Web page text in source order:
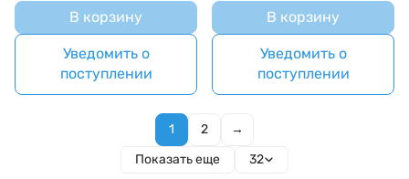
В корзину
Уведомить о
поступлении
В корзину
Уведомить о
поступлении
1 2
→
Показать еще
32